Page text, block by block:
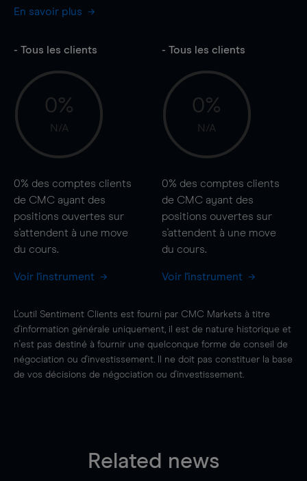
En savoir plus
- Tous les clients
0%
N/A
0% des comptes clients
de CMC ayant des
positions ouvertes sur
s'attendent à une move
du cours.
Voir l'instrument
- Tous les clients
0%
N/A
0% des comptes clients
de CMC ayant des
positions ouvertes sur
s'attendent à une move
du cours.
Voir l'instrument
L'outil Sentiment Clients est fourni par CMC Markets à titre
d'information générale uniquement, il est de nature historique et
n'est pas destiné à fournir une quelconque forme de conseil de
négociation ou d'investissement. Il ne doit pas constituer la base
de vos décisions de négociation ou d'investissement.
Related news